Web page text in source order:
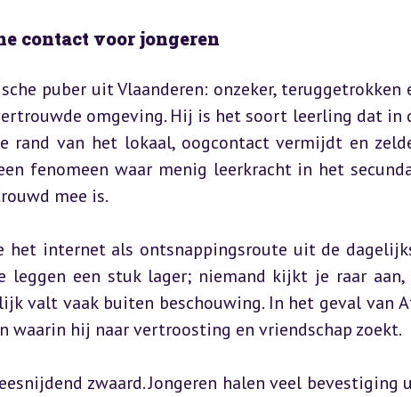
contact voor jongeren
puber uit Vlaanderen: onzeker, teruggetrokken
omgeving. Hij is het soort leerling dat in
rand van het lokaal, oogcontact vermijdt en
fenomeen waar menig leerkracht in het
mee is.
internet als ontsnappingsroute uit de
een stuk lager; niemand kijkt je raar aan,
valt vaak buiten beschouwing. In het geval van
hij naar vertroosting en vriendschap zoekt.
zwaard. Jongeren halen veel bevestiging